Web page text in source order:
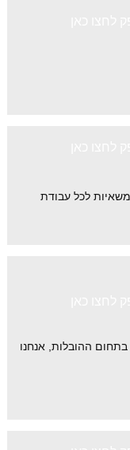
חיים - מוביל כבר 12 שנים, ברשותי 3 משאיות לכל עבודת
בתחום ההובלות, אנחנו